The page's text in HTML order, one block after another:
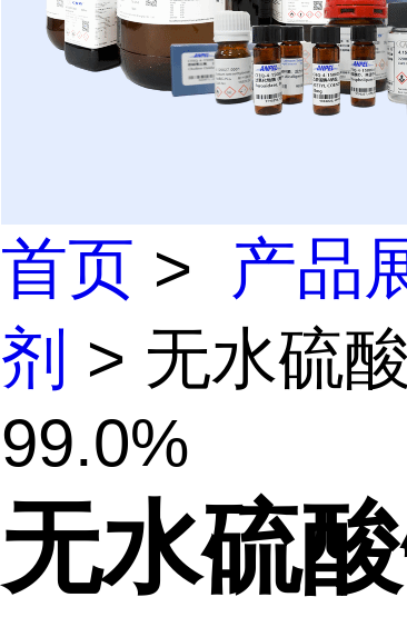
首页 > 产品
剂 > 无水硫
99.0%
无水硫